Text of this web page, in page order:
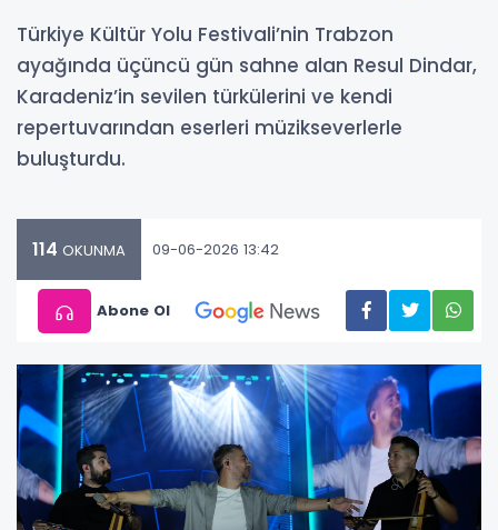
Türkiye Kültür Yolu Festivali’nin Trabzon
ayağında üçüncü gün sahne alan Resul Dindar,
Karadeniz’in sevilen türkülerini ve kendi
repertuvarından eserleri müzikseverlerle
buluşturdu.
114 OKUNMA 09-06-2026 13:42
Abone Ol